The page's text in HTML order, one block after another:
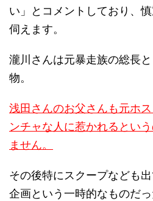
い」とコメントしており、
伺えます。
瀧川さんは元暴走族の総長
物。
浅田さんのお父さんも元ホ
ンチャな人に惹かれるとい
ません。
その後特にスクープなども
企画という一時的なものだっ